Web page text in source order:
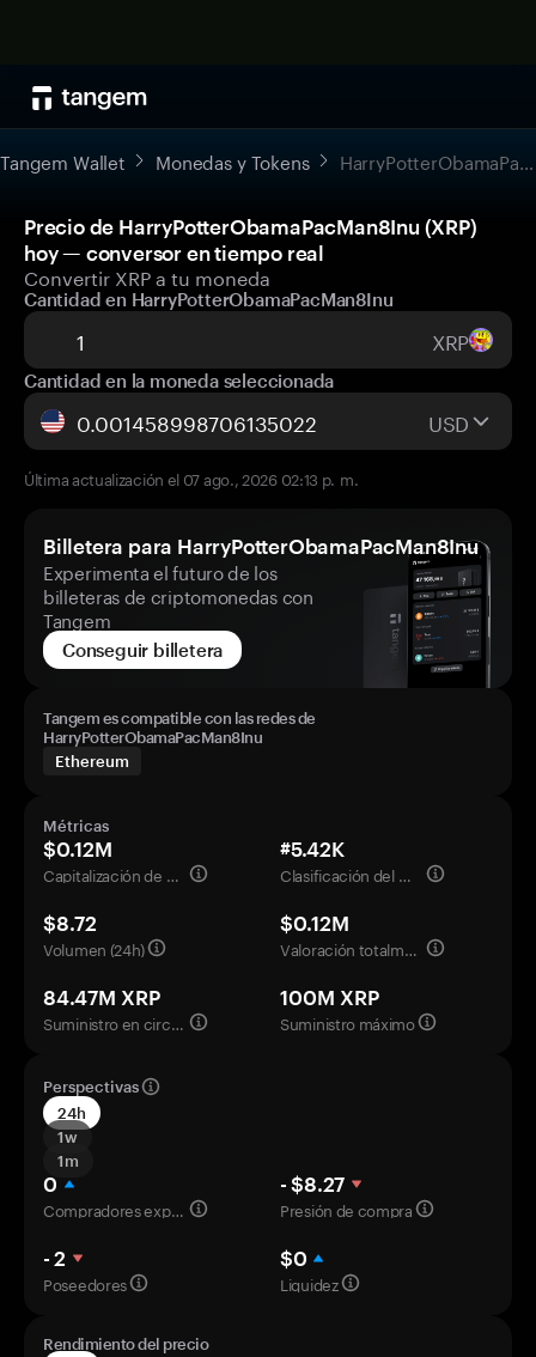
Tangem Wallet Monedas y Tokens HarryPotterObamaPacMan8Inu
Precio de HarryPotterObamaPacMan8Inu (XRP)
hoy — conversor en tiempo real
Convertir XRP a tu moneda
Cantidad en HarryPotterObamaPacMan8Inu
XRP
Cantidad en la moneda seleccionada
USD
Última actualización el 07 ago., 2026 02:13 p. m.
Billetera para HarryPotterObamaPacMan8Inu
Experimenta el futuro de los
billeteras de criptomonedas con
Tangem
Conseguir billetera
Tangem es compatible con las redes de
HarryPotterObamaPacMan8Inu
Ethereum
Métricas
$0.12M
Capitalización de mercado
#5.42K
Clasificación del mercado
$8.72
Volumen (24h)
$0.12M
Valoración totalmente diluida
84.47M XRP
Suministro en circulación
100M XRP
Suministro máximo
Perspectivas
24h
1w
1m
0
Compradores experimentados
- $8.27
Presión de compra
- 2
Poseedores
$0
Liquidez
Rendimiento del precio